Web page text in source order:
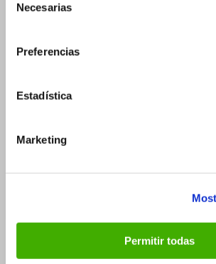
Necesarias
Preferencias
Estadística
Marketing
Permitir todas
5 ml
5 ml – 20×36 mm
15 ml
30 ml – 26×90 mm
5 ml